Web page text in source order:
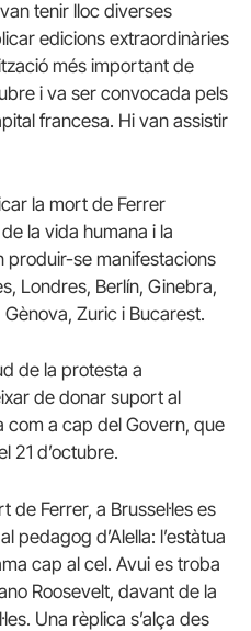
tenir lloc diverses
edicions extraordinàries
més important de
i va ser convocada pels
francesa. Hi van assistir
la mort de Ferrer
la vida humana i la
produir-se manifestacions
Londres, Berlín, Ginebra,
Zuric i Bucarest.
de la protesta a
de donar suport al
a cap del Govern, que
21 d’octubre.
Ferrer, a Brussel·les es
pedagog d’Alella: l’estàtua
cap al cel. Avui es troba
Roosevelt, davant de la
Una rèplica s’alça des